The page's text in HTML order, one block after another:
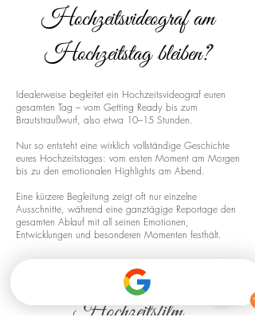
Hochzeitsvideograf am
Hochzeitstag bleiben?
Idealerweise begleitet ein Hochzeitsvideograf euren
gesamten Tag – vom Getting Ready bis zum
Brautstraußwurf, also etwa 10–15 Stunden.
Nur so entsteht eine wirklich vollständige Geschichte
eures Hochzeitstages: vom ersten Moment am Morgen
bis zu den emotionalen Highlights am Abend.
Eine kürzere Begleitung zeigt oft nur einzelne
Ausschnitte, während eine ganztägige Reportage den
gesamten Ablauf mit all seinen Emotionen,
Entwicklungen und besonderen Momenten festhält.
Drohnenaufnahmen für euren